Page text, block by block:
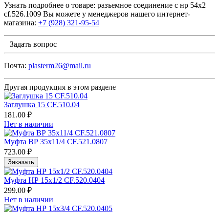
Узнать подробнее о товаре: разъемное соединение с нр 54х2
cf.526.1009 Вы можете у менеджеров нашего интернет-
магазина: +7 (928) 321-95-54
Задать вопрос
Почта: plasterm26@mail.ru
Другая продукция в этом разделе
Заглушка 15 CF.510.04
181.00 ₽
Нет в наличии
Муфта ВР 35х11/4 CF.521.0807
723.00 ₽
Заказать
Муфта НР 15х1/2 CF.520.0404
299.00 ₽
Нет в наличии